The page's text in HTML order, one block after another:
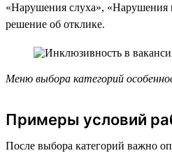
«Нарушения слуха», «Нарушения
решение об отклике.
Меню выбора категорий
Примеры условий
После выбора категорий важно